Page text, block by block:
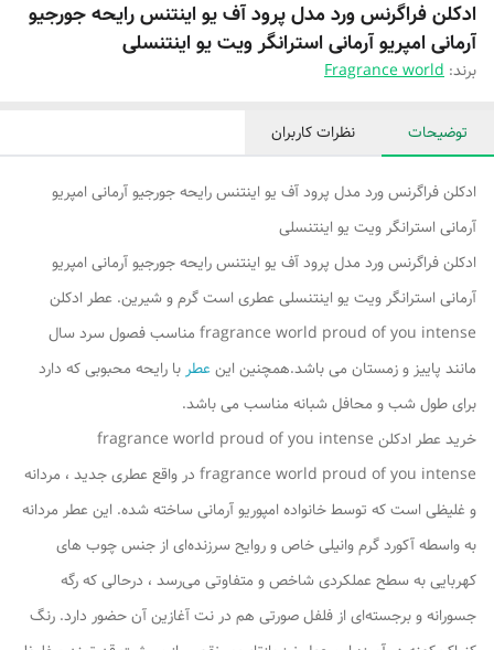
ادکلن فراگرنس ورد مدل پرود آف یو اینتنس رایحه جورجیو
آرمانی امپریو آرمانی استرانگر ویت یو اینتنسلی
برند: Fragrance world
توضیحات نظرات کاربران
ادکلن فراگرنس ورد مدل پرود آف یو اینتنس رایحه جورجیو آرمانی امپریو
آرمانی استرانگر ویت یو اینتنسلی
ادکلن فراگرنس ورد مدل پرود آف یو اینتنس رایحه جورجیو آرمانی امپریو
آرمانی استرانگر ویت یو اینتنسلی عطری است گرم و شیرین. عطر ادکلن
fragrance world proud of you intense مناسب فصول سرد سال
مانند پاییز و زمستان می باشد.همچنین اینعطر با رایحه محبوبی که دارد
برای طول شب و محافل شبانه مناسب می باشد.
خرید عطر ادکلن fragrance world proud of you intense
fragrance world proud of you intense در واقع عطری جدید ، مردانه
و غلیظی است که توسط خانواده امپوریو آرمانی ساخته شده. این عطر مردانه
به‌ واسطه آکورد گرم وانیلی خاص و روایح سرزنده‌ای از جنس چوب‌ های
کهربایی به سطح عملکردی شاخص و متفاوتی می‌رسد ، درحالی که رگه
جسورانه و برجسته‌ای از فلفل صورتی هم در نت آغازین آن حضور دارد. رنگ